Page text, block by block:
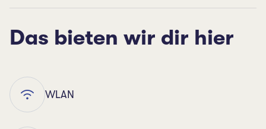
Das bieten wir dir hier
WLAN